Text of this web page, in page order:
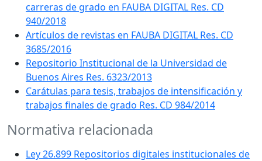
carreras de grado en FAUBA DIGITAL Res. CD
940/2018
Artículos de revistas en FAUBA DIGITAL Res. CD
3685/2016
Repositorio Institucional de la Universidad de
Buenos Aires Res. 6323/2013
Carátulas para tesis, trabajos de intensificación y
trabajos finales de grado Res. CD 984/2014
Normativa relacionada
Ley 26.899 Repositorios digitales institucionales de